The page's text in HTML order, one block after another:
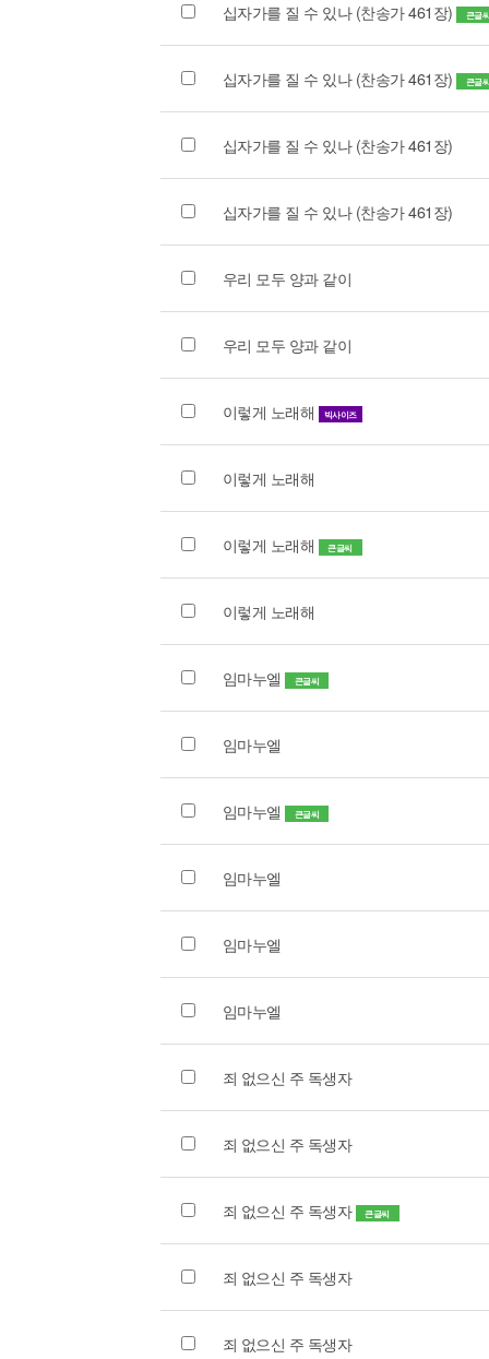
십자가를 질 수 있나 (찬송가 461장) 큰글
십자가를 질 수 있나 (찬송가 461장) 큰글
십자가를 질 수 있나 (찬송가 461장)
십자가를 질 수 있나 (찬송가 461장)
우리 모두 양과 같이
우리 모두 양과 같이
이렇게 노래해 빅사이즈
이렇게 노래해
이렇게 노래해 큰글씨
이렇게 노래해
임마누엘 큰글씨
임마누엘
임마누엘 큰글씨
임마누엘
임마누엘
임마누엘
죄 없으신 주 독생자
죄 없으신 주 독생자
죄 없으신 주 독생자 큰글씨
죄 없으신 주 독생자
죄 없으신 주 독생자